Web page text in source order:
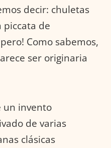
decir: chuletas
piccata de
Como sabemos,
ser originaria
un invento
de varias
clásicas